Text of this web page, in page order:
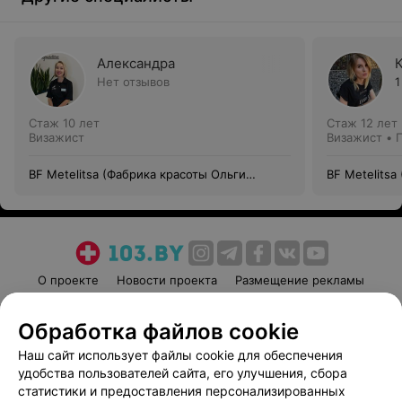
Александра
Нет отзывов
Стаж 10 лет
Визажист
BF Metelitsa (Фабрика красоты Ольги
Стаж 12 лет
Визажист •
BF Metelitsa
О проекте Новости проекта
Размещение рекламы
Пользовательское соглашение
Способы оплаты
Вакансии
Партнеры
Написать руководителю 103.by
Обработка файлов cookie
Наш сайт использует файлы cookie для обеспечения
удобства пользователей сайта, его улучшения, сбора
статистики и предоставления персонализированных